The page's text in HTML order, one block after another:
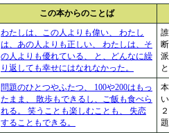
この本からのことば
わたしは、この人よりも偉い、 わたし
は、あの人よりも正しい、 わたしは、そ
の人よりも優れている、 と、どんなに繰
り返しても幸せにはなれなかった。
問題のひとつやふたつ、 100や200はもっ
たまま、 散歩もできるし、ご飯も食べら
れる。 笑うことも楽しむことも、 失恋
することもできる。